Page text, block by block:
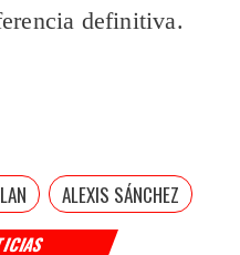
definitiva.
ALEXIS SÁNCHEZ